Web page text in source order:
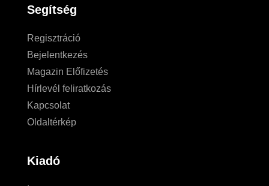
Segítség
Regisztráció
Bejelentkezés
Magazin Előfizetés
Hírlevél feliratkozás
Kapcsolat
Oldaltérkép
Kiadó